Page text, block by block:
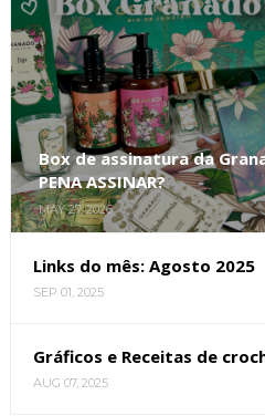
Box de assinatura da
PENA ASSINAR?
MAY 27, 2026
Links do mês: Agosto 2025
SEP 01, 2025
Gráficos e Receitas de
AUG 07, 2025